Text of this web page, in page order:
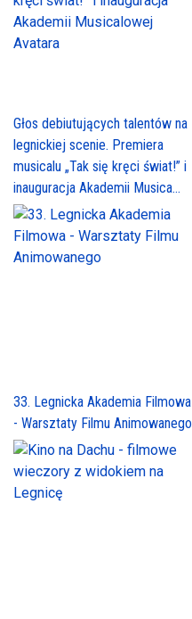
Głos debiutujących talentów na
legnickiej scenie. Premiera
musicalu „Tak się kręci świat!” i
inauguracja Akademii Musica...
33. Legnicka Akademia Filmowa
- Warsztaty Filmu Animowanego